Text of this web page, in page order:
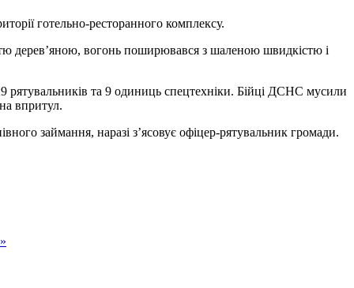
готельно-ресторанного комплексу.
дерев’яною, вогонь поширювався з шаленою швидкістю і
рятувальників та 9 одиниць спецтехніки. Бійці ДСНС мусили
впритул.
займання, наразі з’ясовує офіцер-рятувальник громади.